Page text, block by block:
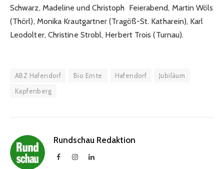
Schwarz, Madeline und Christoph Feierabend, Martin Wöls
(Thörl), Monika Krautgartner (Tragöß-St. Katharein), Karl
Leodolter, Christine Strobl, Herbert Trois (Turnau).
ABZ Hafendorf Bio Ernte Hafendorf
Jubiläum
Kapfenberg
Rundschau Redaktion
FacebookInstagramLinkedIn